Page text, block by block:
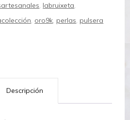
,labruixeta,
, oro9k,perlas,pulsera
Descripción